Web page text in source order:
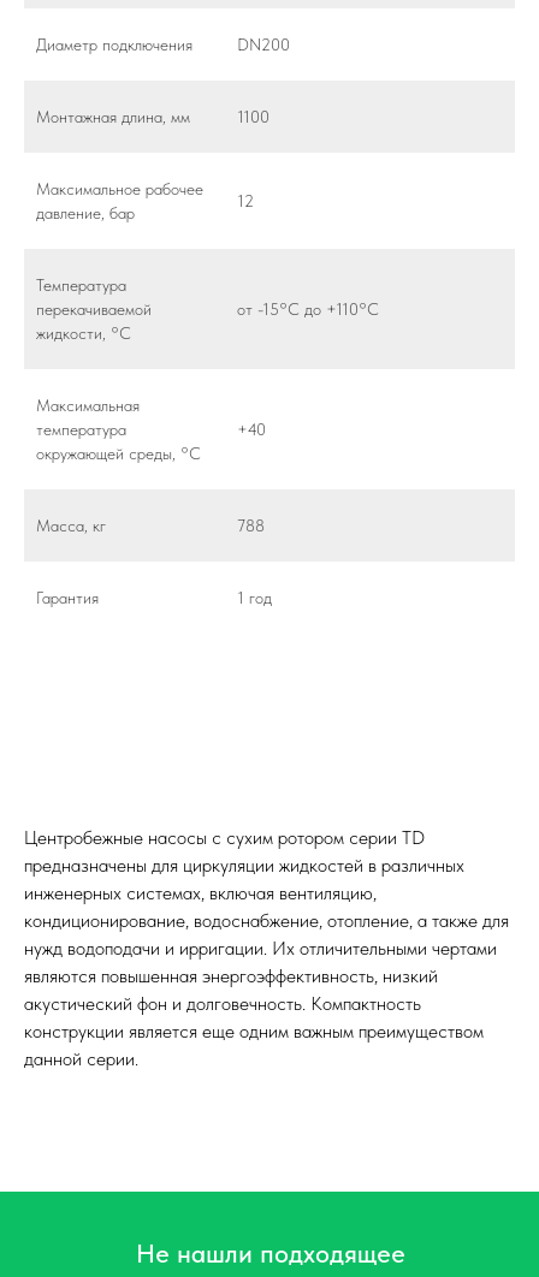
Диаметр подключения DN200
Монтажная длина, мм 1100
Максимальное рабочее
давление, бар
12
Температура
перекачиваемой
жидкости, °С
от -15°C до +110°C
Максимальная
температура
окружающей среды, °С
+40
Масса, кг 788
Гарантия 1 год
Центробежные насосы с сухим ротором серии TD
предназначены для циркуляции жидкостей в различных
инженерных системах, включая вентиляцию,
кондиционирование, водоснабжение, отопление, а также для
нужд водоподачи и ирригации. Их отличительными чертами
являются повышенная энергоэффективность, низкий
акустический фон и долговечность. Компактность
конструкции является еще одним важным преимуществом
данной серии.
Не нашли подходящее